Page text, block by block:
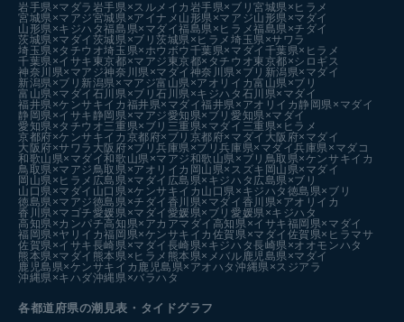
岩手県×マダラ 岩手県×スルメイカ 岩手県×ブリ宮城県×ヒラメ
宮城県×マアジ宮城県×アイナメ 山形県×マアジ山形県×マダイ
山形県×キジハタ福島県×マダイ福島県×ヒラメ福島県×チダイ
茨城県×マダイ 茨城県×ブリ茨城県×ヒラメ埼玉県×サワラ
埼玉県×タチウオ埼玉県×ホウボウ 千葉県×マダイ 千葉県×ヒラメ
千葉県×イサキ 東京都×マアジ 東京都×タチウオ東京都×シロギス
神奈川県×マアジ神奈川県×マダイ 神奈川県×ブリ 新潟県×マダイ
新潟県×ブリ 新潟県×マアジ富山県×アオリイカ富山県×ブリ
富山県×マダイ 石川県×ブリ石川県×キジハタ 石川県×マダイ
福井県×ケンサキイカ 福井県×マダイ福井県×アオリイカ 静岡県×マダイ
静岡県×イサキ 静岡県×マアジ愛知県×ブリ愛知県×マダイ
愛知県×タチウオ三重県×ブリ 三重県×マダイ 三重県×ヒラメ
京都府×ケンサキイカ 京都府×ブリ 京都府×マダイ 大阪府×マダイ
大阪府×サワラ 大阪府×ブリ兵庫県×ブリ兵庫県×マダイ兵庫県×マダコ
和歌山県×マダイ和歌山県×マアジ和歌山県×ブリ 鳥取県×ケンサキイカ
鳥取県×マアジ鳥取県×アオリイカ 岡山県×スズキ 岡山県×マダイ
岡山県×ヒラメ 広島県×マダイ 広島県×キジハタ 広島県×ブリ
山口県×マダイ 山口県×ケンサキイカ 山口県×キジハタ 徳島県×ブリ
徳島県×マアジ徳島県×チダイ 香川県×マダイ 香川県×アオリイカ
香川県×マゴチ愛媛県×マダイ 愛媛県×ブリ愛媛県×キジハタ
高知県×カンパチ高知県×アカアマダイ 高知県×イサキ福岡県×マダイ
福岡県×ヤリイカ福岡県×ケンサキイカ 佐賀県×マダイ 佐賀県×ヒラマサ
佐賀県×イサキ長崎県×マダイ 長崎県×キジハタ長崎県×オオモンハタ
熊本県×マダイ 熊本県×ヒラメ 熊本県×メバル鹿児島県×マダイ
鹿児島県×ケンサキイカ 鹿児島県×アオハタ沖縄県×スジアラ
沖縄県×キハダ沖縄県×バラハタ
各都道府県の潮見表 ・タイドグラフ